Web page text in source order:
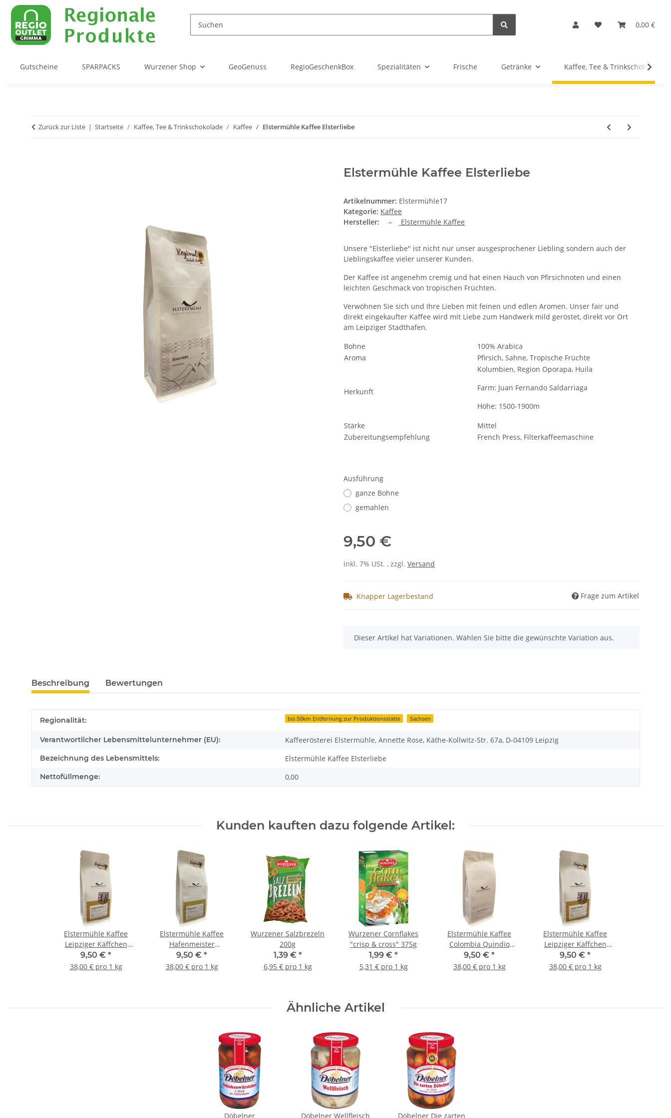
0,00 €
Gutscheine SPARPACKS Wurzener Shop GeoGenuss RegioGeschenkBox Spezialitäten Frische Getränke Kaffee, Tee & Trinkschokolade
Zurück zur Liste Startseite Kaffee, Tee & Trinkschokolade Kaffee Elstermühle Kaffee Elsterliebe
Elstermühle Kaffee Elsterliebe
Artikelnummer: Elstermühle17
Kategorie: Kaffee
Hersteller:
Elstermühle Kaffee
Unsere "Elsterliebe" ist nicht nur unser ausgesprochener Liebling sondern auch der
Lieblingskaffee vieler unserer Kunden.
Der Kaffee ist angenehm cremig und hat einen Hauch von Pfirsichnoten und einen
leichten Geschmack von tropischen Früchten.
Verwöhnen Sie sich und Ihre Lieben mit feinen und edlen Aromen. Unser fair und
direkt eingekaufter Kaffee wird mit Liebe zum Handwerk mild geröstet, direkt vor Ort
am Leipziger Stadthafen.
Bohne
100% Arabica
Aroma
Pfirsich, Sahne, Tropische Früchte
Herkunft
Kolumbien, Region Oporapa, Huila
Farm: Juan Fernando Saldarriaga
Höhe: 1500-1900m
Stärke
Mittel
Zubereitungs­­empfehlung
French Press, Filterkaffeemaschine
Ausführung
ganze Bohne
gemahlen
9,50 €
inkl. 7% USt. , zzgl. Versand
Knapper Lagerbestand Frage zum Artikel
x
Dieser Artikel hat Variationen. Wählen Sie bitte die gewünschte Variation aus.
Beschreibung Bewertungen
Produkteigenschaft
Wert
Regionalität: bis 50km Entfernung zur Produktionsstätte Sachsen
Verantwortlicher Lebensmittelunternehmer (EU): Kaffeerösterei Elstermühle, Annette Rose, Käthe-Kollwitz-Str. 67a, D-04109 Leipzig
Bezeichnung des Lebensmittels: Elstermühle Kaffee Elsterliebe
Nettofüllmenge: 0,00
Kunden kauften dazu folgende Artikel:
Elstermühle Kaffee
Leipziger Käffchen
Gemahlen 250g
9,50 € *
38,00 € pro 1 kg
Elstermühle Kaffee
Hafenmeister
Gemahlen 250g
9,50 € *
38,00 € pro 1 kg
Wurzener Salzbrezeln
200g
1,39 € *
6,95 € pro 1 kg
Wurzener Cornflakes
"crisp & cross" 375g
1,99 € *
5,31 € pro 1 kg
Elstermühle Kaffee
Colombia Quindio
Ganze Bohne 250g
9,50 € *
38,00 € pro 1 kg
Elstermühle Kaffee
Leipziger Käffchen
Ganze Bohne 250g
9,50 € *
38,00 € pro 1 kg
Ähnliche Artikel
Döbelner
Döbelner Wellfleisch
Döbelner Die zarten